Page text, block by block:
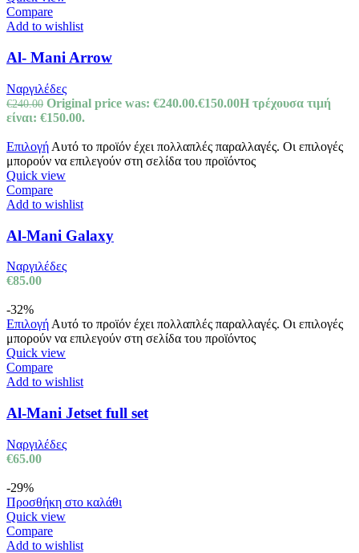
Compare
Add to wishlist
Al- Mani Arrow
Ναργιλέδες
€240.00 Original price was: €240.00.€150.00Η τρέχουσα τιμή
είναι: €150.00.
Επιλογή Αυτό το προϊόν έχει πολλαπλές παραλλαγές. Οι επιλογές
μπορούν να επιλεγούν στη σελίδα του προϊόντος
Quick view
Compare
Add to wishlist
Al-Mani Galaxy
Ναργιλέδες
€85.00
-32%
Επιλογή Αυτό το προϊόν έχει πολλαπλές παραλλαγές. Οι επιλογές
μπορούν να επιλεγούν στη σελίδα του προϊόντος
Quick view
Compare
Add to wishlist
Al-Mani Jetset full set
Ναργιλέδες
€65.00
-29%
Προσθήκη στο καλάθι
Quick view
Compare
Add to wishlist